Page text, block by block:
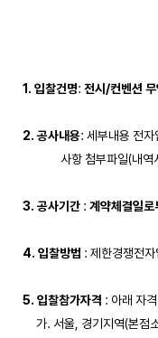
1. 입찰건명: 전시/컨벤션
2. 공사내용: 세부내용 전자
사항 첨부파일(
3. 공사기간 : 계약체결일로
4. 입찰방법 : 제한경쟁전
5. 입찰참가자격 : 아래 자
가. 서울, 경기지역(본